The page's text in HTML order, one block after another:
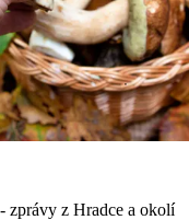
zprávy z Hradce a okolí